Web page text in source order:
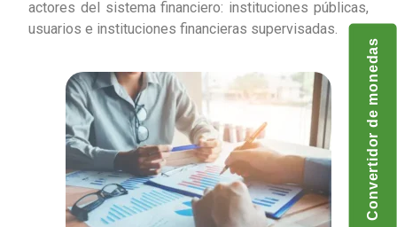
actores del sistema financiero: instituciones públicas,
usuarios e instituciones financieras supervisadas.
Convertidor de monedas